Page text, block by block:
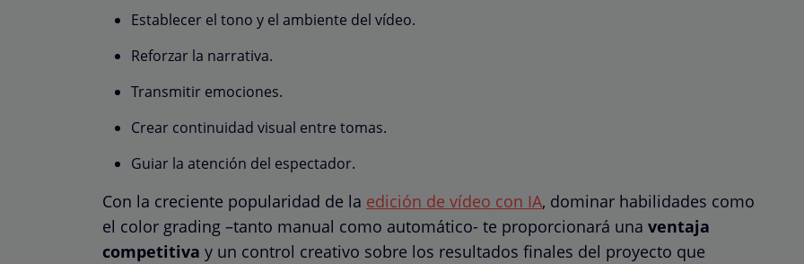
Establecer el tono y el ambiente del vídeo.
Reforzar la narrativa.
Transmitir emociones.
Crear continuidad visual entre tomas.
Guiar la atención del espectador.
Con la creciente popularidad de la edición de vídeo con IA, dominar habilidades como
el color grading –tanto manual como automático- te proporcionará una ventaja
competitiva y un control creativo sobre los resultados finales del proyecto que